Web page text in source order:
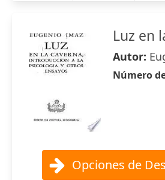
Luz en
Autor:
Número
Opciones de